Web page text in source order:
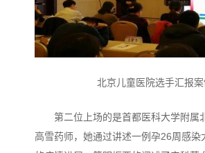
北京儿童医院选手汇报案
第二位上场的是首都医科大学附属
高雪药师，她通过讲述一例孕26周感染